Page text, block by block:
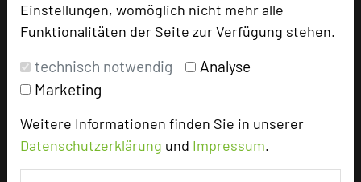
Einstellungen, womöglich nicht mehr alle
Funktionalitäten der Seite zur Verfügung stehen.
technisch notwendig
Analyse
Marketing
Weitere Informationen finden Sie in unserer
Datenschutzerklärung und Impressum.
3219 Seiten dieses Hotels wurden in den
vergangenen 30 Tagen auf diesem Portal aufgerufen.
Impressum zum Hotel
Für die Verwendung der Bilder haben die jeweiligen Hotels die
Nutzungsrechte für dieses Portal eingeräumt und sind dafür